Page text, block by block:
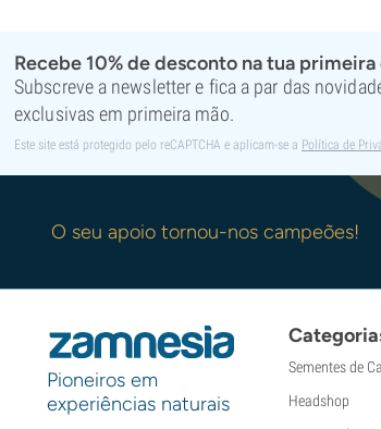
Recebe 10% de desconto na tua
Subscreve a newsletter e fica a par das
exclusivas em primeira mão.
Este site está protegido pelo reCAPTCHA e aplicam-se a Política de
O seu apoio tornou-nos campeões!
Pioneiros em
experiências naturais
Sementes de
Headshop